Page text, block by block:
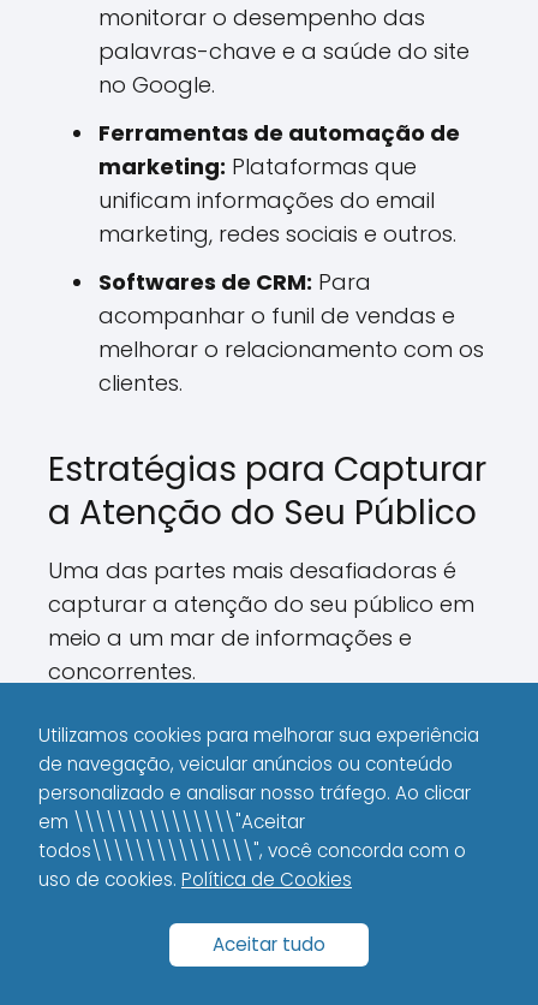
monitorar o desempenho das
palavras-chave e a saúde do site
no Google.
Ferramentas de automação de
marketing: Plataformas que
unificam informações do email
marketing, redes sociais e outros.
Softwares de CRM: Para
acompanhar o funil de vendas e
melhorar o relacionamento com os
clientes.
Estratégias para Capturar
a Atenção do Seu Público
Uma das partes mais desafiadoras é
capturar a atenção do seu público em
meio a um mar de informações e
concorrentes.
Eu mesmo já estive nessa posição,
tentando descobrir como se destacar
sem parecer desesperado.
A resposta é clara: ofereça valor desde
o primeiro contato.
Vamos ver algumas táticas para
Utilizamos cookies para melhorar sua experiência
de navegação, veicular anúncios ou conteúdo
personalizado e analisar nosso tráfego. Ao clicar
em \\\\\\\\\\\\\\\"Aceitar
todos\\\\\\\\\\\\\\\", você concorda com o
uso de cookies. Política de Cookies
Aceitar tudo